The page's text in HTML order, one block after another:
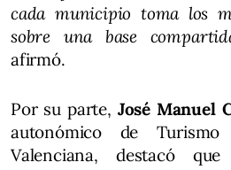
cada municipio toma los
sobre una base
afirmó.
Por su parte, José Manuel
autonómico de
Valenciana, destacó